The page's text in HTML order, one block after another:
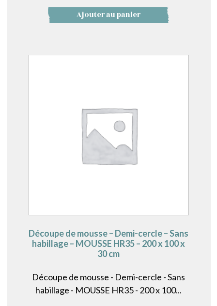
Ajouter au panier
Découpe de mousse – Demi-cercle – Sans
habillage – MOUSSE HR35 – 200 x 100 x
30 cm
Découpe de mousse - Demi-cercle - Sans
habillage - MOUSSE HR35 - 200 x 100...